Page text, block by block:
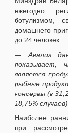
ежегодно
ботулизмом,
домашнего
до 24 человек.
— Анализ
показывает,
является
рыбные
консервы (в
18,75% случаев).
Наиболее
при